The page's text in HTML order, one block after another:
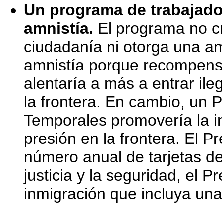
Un programa de
amnistía. El programa no
ciudadanía ni otorga una
amnistía porque
alentaría a más a entrar
la frontera. En cambio, un
Temporales promovería la
presión en la frontera. El
número anual de tarjetas
justicia y la seguridad, el
inmigración que incluya